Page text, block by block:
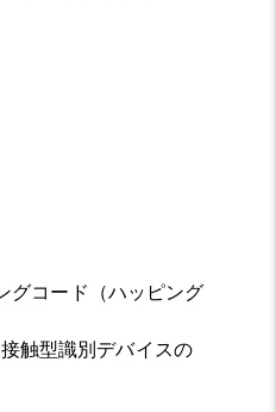
グコード（ハッピング
触型識別デバイスの